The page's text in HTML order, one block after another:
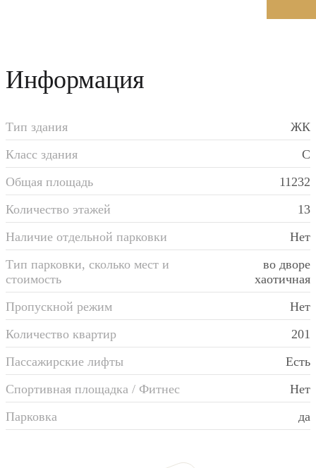
Информация
Тип здания
ЖК
Класс здания
C
Общая площадь
11232
Количество этажей
13
Наличие отдельной парковки
Нет
Тип парковки, сколько мест и
стоимость
во дворе
хаотичная
Пропускной режим
Нет
Количество квартир
201
Пассажирские лифты
Есть
Спортивная площадка / Фитнес
Нет
Парковка
да